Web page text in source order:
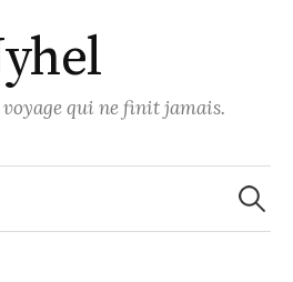
qui ne finit jamais.